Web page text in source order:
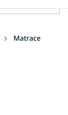
Matrace